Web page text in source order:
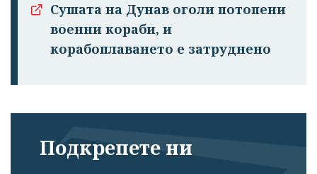
Сушата на Дунав оголи потопени
военни кораби, и
корабоплаването е затруднено
Подкрепете ни